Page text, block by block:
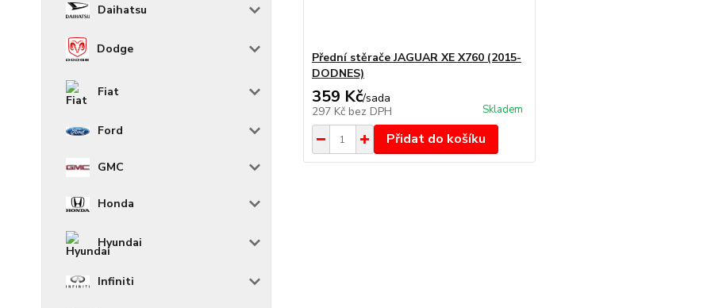
Daihatsu
Dodge
Fiat
Ford
GMC
Honda
Hyundai
Infiniti
Přední stěrače JAGUAR XE X760 (2015-
DODNES)
359 Kč/sada
297 Kč bez DPH Skladem
Přidat do košíku